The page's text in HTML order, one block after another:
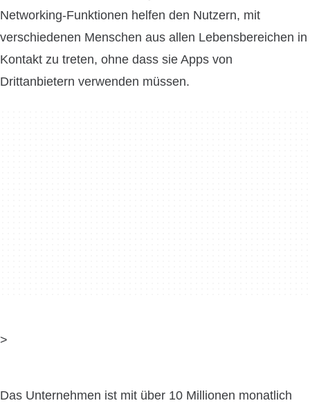
Networking-Funktionen helfen den Nutzern, mit
verschiedenen Menschen aus allen Lebensbereichen in
Kontakt zu treten, ohne dass sie Apps von
Drittanbietern verwenden müssen.
>
Das Unternehmen ist mit über 10 Millionen monatlich